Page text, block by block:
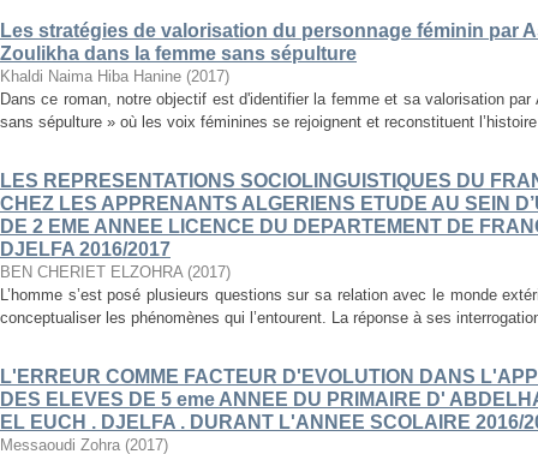
Les stratégies de valorisation du personnage féminin par
Zoulikha dans la femme sans sépulture
Khaldi Naima Hiba Hanine (2017)
Dans ce roman, notre objectif est d'identifier la femme et sa valorisation
sans sépulture » où les voix féminines se rejoignent et reconstituent
LES REPRESENTATIONS SOCIOLINGUISTIQUES DU
CHEZ LES APPRENANTS ALGERIENS ETUDE AU SEIN
DE 2 EME ANNEE LICENCE DU DEPARTEMENT DE
DJELFA 2016/2017
BEN CHERIET ELZOHRA (2017)
L’homme s’est posé plusieurs questions sur sa relation avec le monde
conceptualiser les phénomènes qui l’entourent. La réponse à ses
L'ERREUR COMME FACTEUR D'EVOLUTION DANS
DES ELEVES DE 5 eme ANNEE DU PRIMAIRE D'
EL EUCH . DJELFA . DURANT L'ANNEE SCOLAIRE 2016/
Messaoudi Zohra (2017)